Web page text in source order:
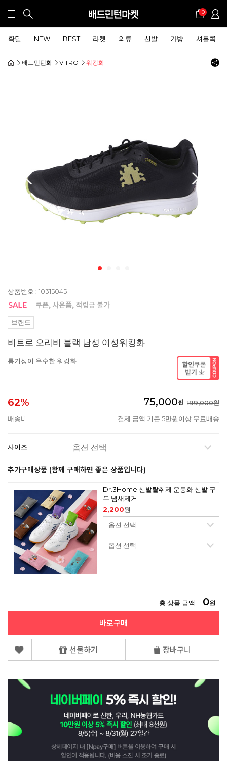
0
확딜 NEW BEST 라켓 의류 신발 가방 셔틀콕
배드민턴화 VITRO 워킹화
상품번호 : 10315045
브랜드
비트로 오리비 블랙 남성 여성워킹화
통기성이 우수한 워킹화
62% 75,000원 199,000원
배송비
결제 금액 기준 5만원이상 무료배송
사이즈
추가구매상품 (함께 구매하면 좋은 상품입니다)
Dr.3Home 신발탈취제 운동화 신발 구
두 냄새제거
2,200원
총 상품 금액 0원
바로구매
선물하기 장바구니